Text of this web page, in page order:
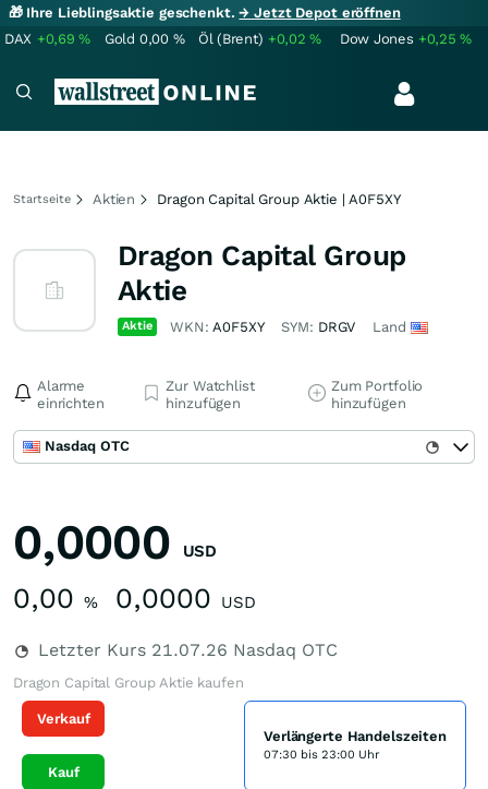
🎁 Ihre Lieblingsaktie geschenkt.→ Jetzt Depot eröffnen
DAX +0,69% Gold 0,00 % Öl (Brent) +0,02% Dow Jones +0,25%
Startseite Aktien Dragon Capital Group Aktie | A0F5XY
Dragon Capital Group
Aktie
Aktie WKN:A0F5XY SYM: DRGV Land
Alarme
einrichten
Zur Watchlist
hinzufügen
Zum Portfolio
hinzufügen
Nasdaq OTC
0,0000 USD
0,00 % 0,0000 USD
Letzter Kurs 21.07.26 Nasdaq OTC
Dragon Capital Group Aktie kaufen
Verkauf
Kauf
Verlängerte Handelszeiten
07:30 bis 23:00 Uhr